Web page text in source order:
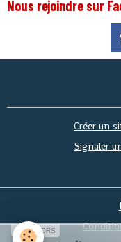
Nous rejoindre sur
Créer un
Signaler
SPONSORS